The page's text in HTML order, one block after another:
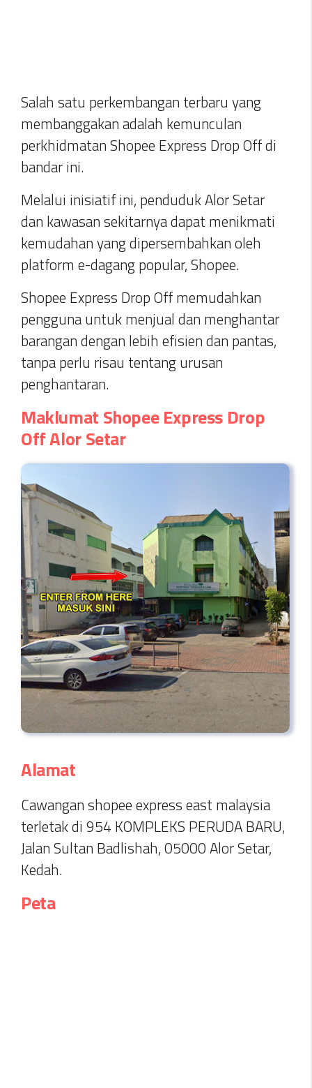
Salah satu perkembangan terbaru yang
membanggakan adalah kemunculan
perkhidmatan Shopee Express Drop Off di
bandar ini.
Melalui inisiatif ini, penduduk Alor Setar
dan kawasan sekitarnya dapat menikmati
kemudahan yang dipersembahkan oleh
platform e-dagang popular, Shopee.
Shopee Express Drop Off memudahkan
pengguna untuk menjual dan menghantar
barangan dengan lebih efisien dan pantas,
tanpa perlu risau tentang urusan
penghantaran.
Maklumat Shopee Express Drop
Off Alor Setar
Alamat
Cawangan shopee express east malaysia
terletak di 954 KOMPLEKS PERUDA BARU,
Jalan Sultan Badlishah, 05000 Alor Setar,
Kedah.
Peta